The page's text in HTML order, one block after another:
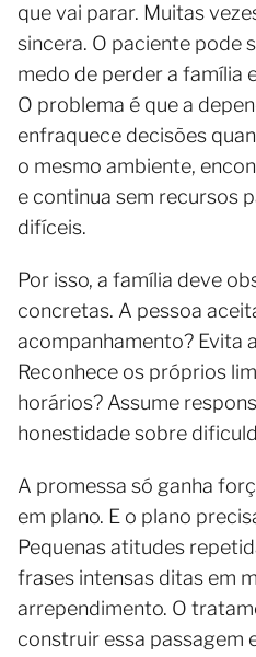
que vai parar. Muitas
sincera. O paciente pode
medo de perder a família
O problema é que a
enfraquece decisões
o mesmo ambiente,
e continua sem recursos
difíceis.
Por isso, a família deve
concretas. A pessoa
acompanhamento? Evita
Reconhece os próprios
horários? Assume
honestidade sobre
A promessa só ganha
em plano. E o plano
Pequenas atitudes
frases intensas ditas em
arrependimento. O
construir essa passagem